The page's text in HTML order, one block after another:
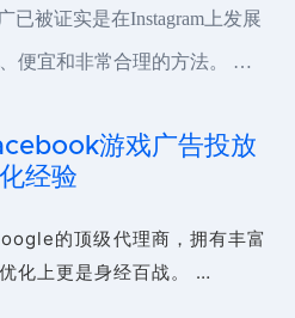
已被证实是在Instagram上发展
便宜和非常合理的方法。 …
游戏广告投放
经验
的顶级代理商，拥有丰富
化上更是身经百战。 …